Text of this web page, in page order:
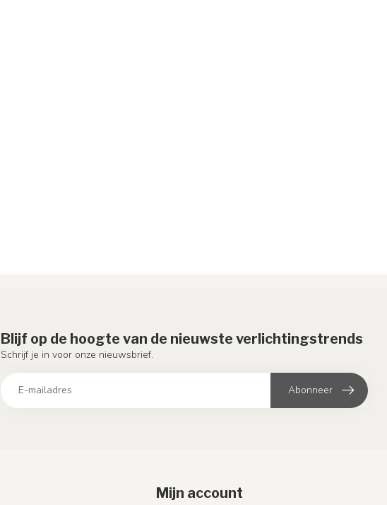
Blijf op de hoogte van de nieuwste verlichtingstrends
Schrijf je in voor onze nieuwsbrief.
Abonneer
Mijn account